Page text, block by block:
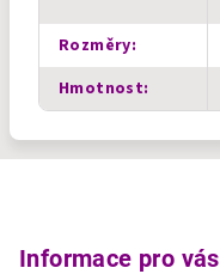
Rozměry:
Hmotnost:
Informace pro vás